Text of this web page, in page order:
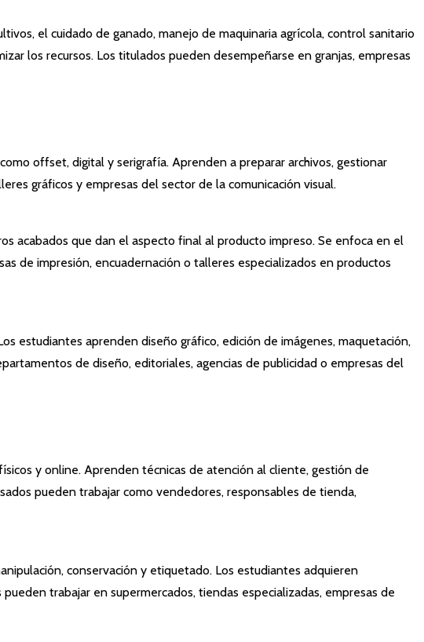
el cuidado de ganado, manejo de maquinaria agrícola, control sanitario
los recursos. Los titulados pueden desempeñarse en granjas, empresas
offset, digital y serigrafía. Aprenden a preparar archivos, gestionar
gráficos y empresas del sector de la comunicación visual.
acabados que dan el aspecto final al producto impreso. Se enfoca en el
de impresión, encuadernación o talleres especializados en productos
estudiantes aprenden diseño gráfico, edición de imágenes, maquetación,
de diseño, editoriales, agencias de publicidad o empresas del
y online. Aprenden técnicas de atención al cliente, gestión de
pueden trabajar como vendedores, responsables de tienda,
conservación y etiquetado. Los estudiantes adquieren
trabajar en supermercados, tiendas especializadas, empresas de